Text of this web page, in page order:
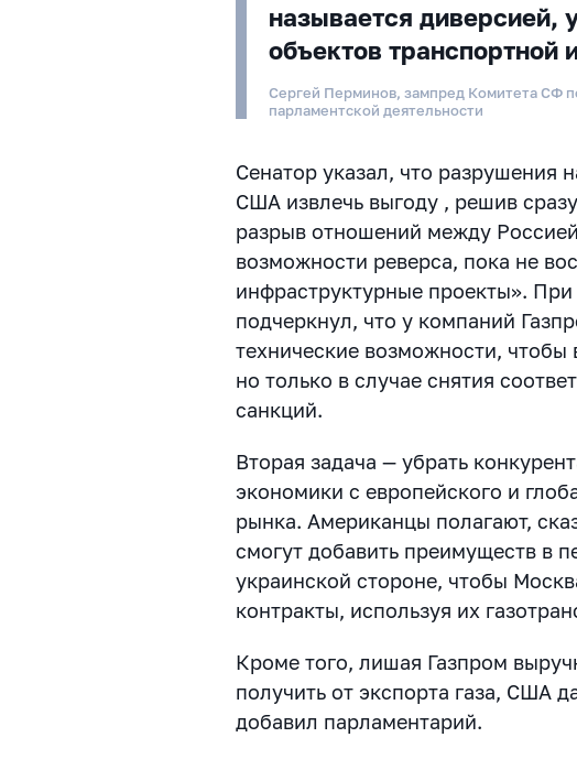
называется диверсией,
объектов транспортной
Сергей Перминов, зампред Комитета СФ
парламентской деятельности
Сенатор указал, что разрушения
США извлечь выгоду , решив
разрыв отношений между
возможности реверса, пока не
инфраструктурные проекты». При
подчеркнул, что у компаний
технические возможности, чтобы
но только в случае снятия
санкций.
Вторая задача — убрать
экономики с европейского и
рынка. Американцы полагают,
смогут добавить преимуществ в
украинской стороне, чтобы
контракты, используя их
Кроме того, лишая Газпром
получить от экспорта газа, США
добавил парламентарий.